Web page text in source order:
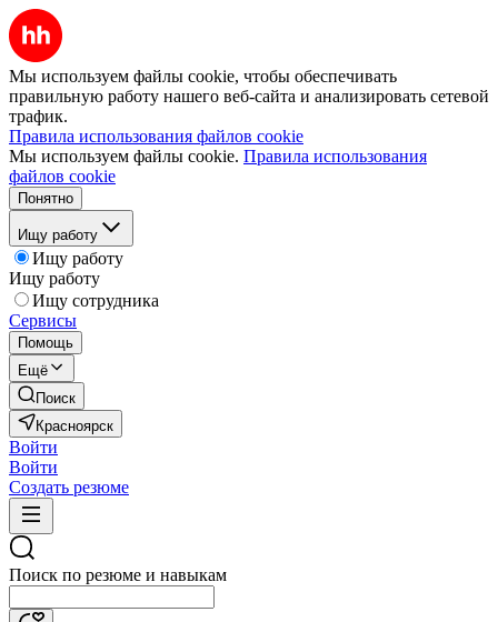
Мы используем файлы cookie, чтобы обеспечивать
правильную работу нашего веб-сайта и анализировать сетевой
трафик.
Правила использования файлов cookie
Мы используем файлы cookie. Правила использования
файлов cookie
Понятно
Ищу работу
Ищу работу
Ищу работу
Ищу сотрудника
Сервисы
Помощь
Ещё
Поиск
Красноярск
Войти
Войти
Создать резюме
Поиск по резюме и навыкам